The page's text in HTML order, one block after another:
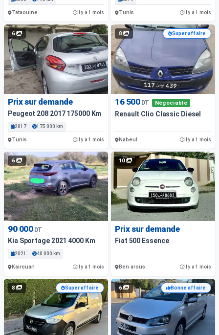
Tataouine Il y a 1 mois Tunis Il y a 1 mois
6
Prix sur demande
Peugeot 208 2017 175000 Km
2017 175 000 km
Tunis Il y a 1 mois
8 Super affaire
16 500 DT Négociable
Renault Clio Classic Diesel
Nabeul Il y a 1 mois
6
90 000 DT
Kia Sportage 2021 4000 Km
2021 40 000 km
Kairouan Il y a 1 mois
10
Prix sur demande
Fiat 500 Essence
Ben arous Il y a 1 mois
8 Super affaire 6 Bonne affaire